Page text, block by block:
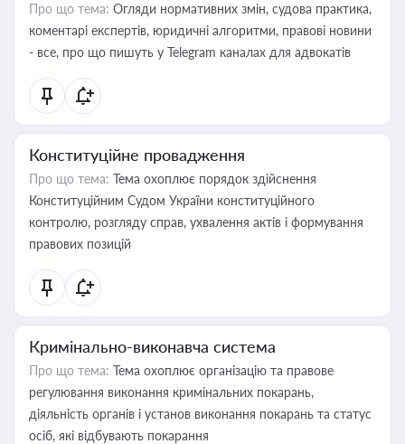
Про що тема: Огляди нормативних змін, судова практика,
коментарі експертів, юридичні алгоритми, правові новини
- все, про що пишуть у Telegram каналах для адвокатів
Конституційне провадження
Про що тема: Тема охоплює порядок здійснення
Конституційним Судом України конституційного
контролю, розгляду справ, ухвалення актів і формування
правових позицій
Кримінально-виконавча система
Про що тема: Тема охоплює організацію та правове
регулювання виконання кримінальних покарань,
діяльність органів і установ виконання покарань та статус
осіб, які відбувають покарання